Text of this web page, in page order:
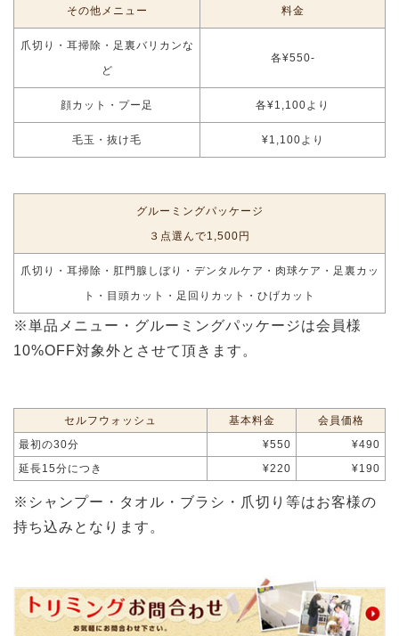
その他メニュー 料金
爪切り・耳掃除・足裏バリカンな
ど
各¥550-
顔カット・プー足 各¥1,100より
毛玉・抜け毛 ¥1,100より
グルーミングパッケージ
３点選んで1,500円
爪切り・耳掃除・肛門腺しぼり・デンタルケア・肉球ケア・足裏カッ
ト・目頭カット・足回りカット・ひげカット
※単品メニュー・グルーミングパッケージは会員様
10%OFF対象外とさせて頂きます。
セルフウォッシュ 基本料金
会員価格
最初の30分
¥550
¥490
延長15分につき
¥220 ¥190
※シャンプー・タオル・ブラシ・爪切り等はお客様の
持ち込みとなります。